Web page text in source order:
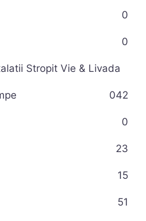
0
0
Stropit Vie & Livada
42
0
0
23
15
51